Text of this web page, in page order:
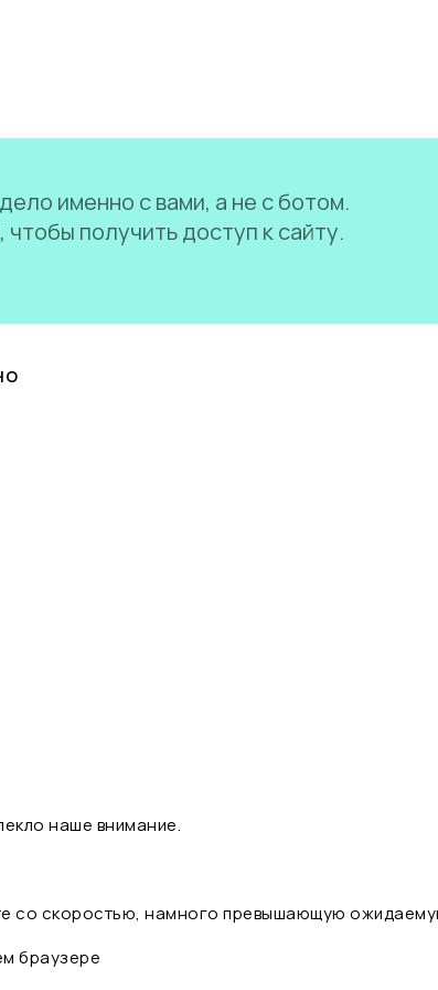
именно с вами, а не с ботом.
получить доступ к сайту.
наше внимание.
со скоростью, намного превышающую
браузере